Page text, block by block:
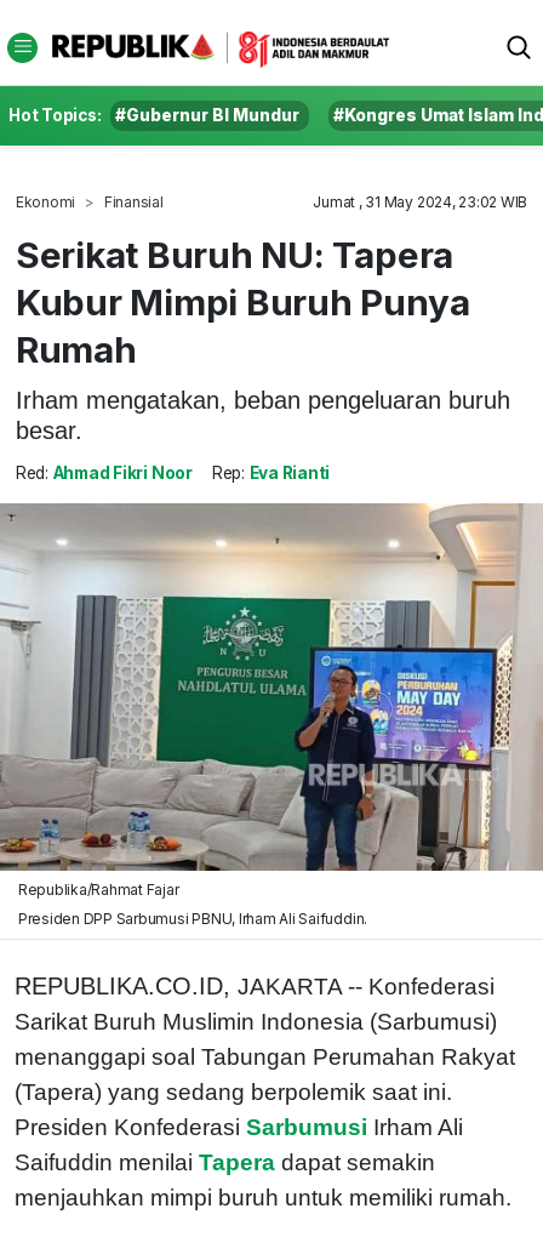
Hot Topics: #Gubernur BI Mundur #Kongres Umat Islam
Ekonomi Finansial Jumat , 31 May 2024, 23:02 WIB
Serikat Buruh NU: Tapera
Kubur Mimpi Buruh Punya
Rumah
Irham mengatakan, beban pengeluaran buruh
besar.
Red: Ahmad Fikri Noor Rep: Eva Rianti
Republika/Rahmat Fajar
Presiden DPP Sarbumusi PBNU, Irham Ali Saifuddin.
REPUBLIKA.CO.ID, JAKARTA -- Konfederasi
Sarikat Buruh Muslimin Indonesia (Sarbumusi)
menanggapi soal Tabungan Perumahan Rakyat
(Tapera) yang sedang berpolemik saat ini.
Presiden Konfederasi Sarbumusi Irham Ali
Saifuddin menilai Tapera dapat semakin
menjauhkan mimpi buruh untuk memiliki rumah.